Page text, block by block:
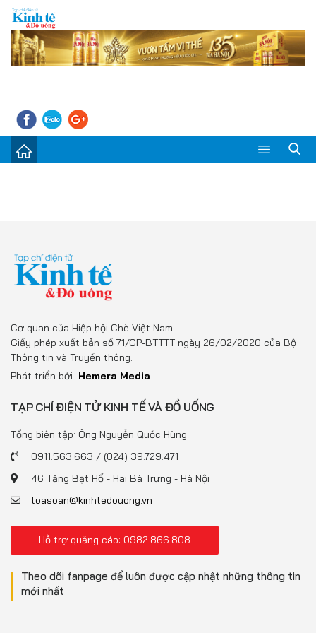
Thị trường
Doanh nghiệp – Doanh nhân
Đồ uống
Pháp luật
Multimedia
Cơ quan của Hiệp hội Chè Việt Nam
Giấy phép xuất bản số 71/GP-BTTTT ngày 26/02/2020 của Bộ
Thông tin và Truyền thông.
Phát triển bởi Hemera Media
TẠP CHÍ ĐIỆN TỬ KINH TẾ VÀ ĐỒ UỐNG
Tổng biên tập: Ông Nguyễn Quốc Hùng
0911.563.663 / (024) 39.729.471
46 Tăng Bạt Hổ - Hai Bà Trưng - Hà Nội
toasoan@kinhtedouong.vn
Hỗ trợ quảng cáo: 0982.866.808
Theo dõi fanpage để luôn được cập nhật những thông tin
mới nhất